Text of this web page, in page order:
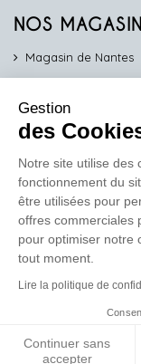
NOS
Magasin de Nantes
Magasin de Vannes
Magasin d'Orléans
COMPTOIR
work
Comptoir des Lustres
Réalisation de site
Gestion
des
Notre site utilise des
fonctionnement du
être utilisées pour
offres commerciales
pour optimiser notre
tout moment.
Lire la politique de
Continuer sans
accepter